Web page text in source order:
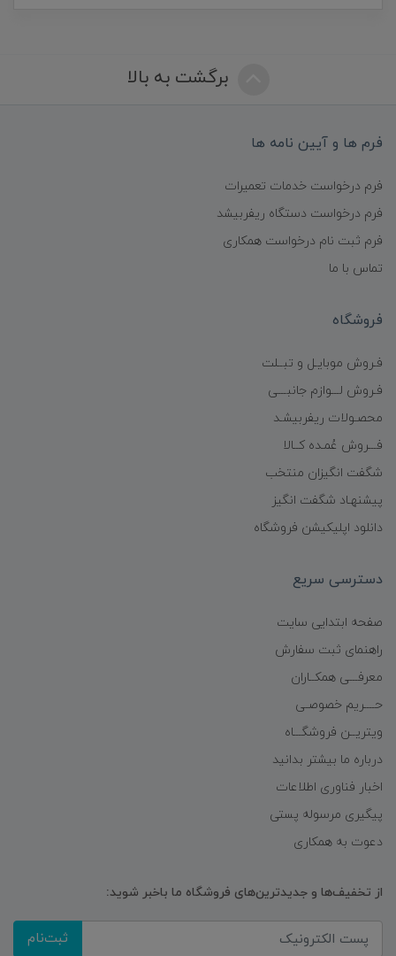
برگشت به بالا
فرم ها و آیین نامه ها
فرم درخواست خدمات تعمیرات
فرم درخواست دستگاه ریفربیشد
فرم ثبت نام درخواست همکاری
تماس با ما
فروشگاه
فـروش موبایـل و تبــلت
فـروش لـــوازم جانبـــی
محصـولات ریفربیشـد
فـــروش عُمـده کــالا
شگفت انگیزان منتخب
پیشنهـاد شگفت انگیز
دانلود اپلیکیشن فروشگاه
دسترسی سریع
صفحه ابتدایی سایت
راهنمای ثبت سفارش
معرفـــی همکــاران
حــــریم خصوصـی
ویتریــن فروشگـــاه
درباره ما بیشتر بدانید
اخبار فناوری اطلاعات
پیگیری مرسوله پستی
دعوت به همکاری
از تخفیف‌ها و جدیدترین‌های فروشگاه ما باخبر شوید:
ثبت‌نام